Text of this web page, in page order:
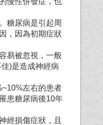
糖尿病是引起周
，因為初期症狀
易被忽視，一般
)是造成神經病
左右的患者
患糖尿病後10年
經損傷症狀，且